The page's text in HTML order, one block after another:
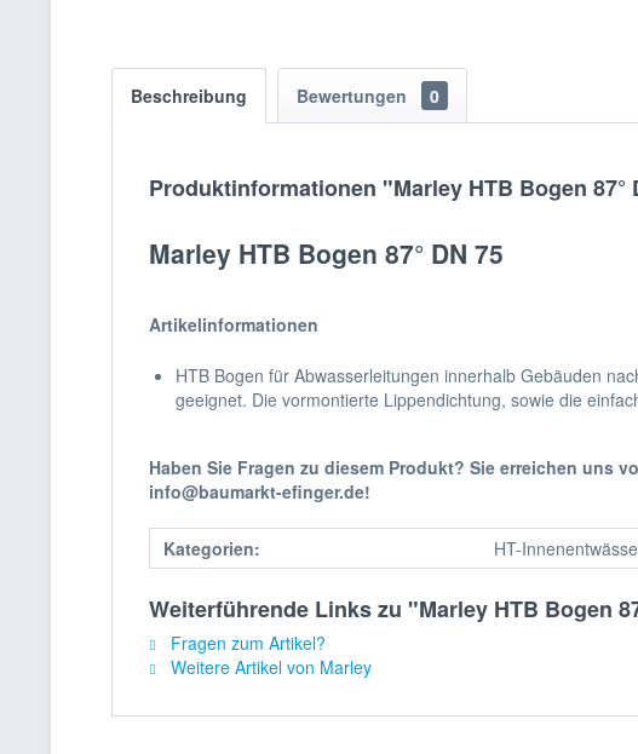
Beschreibung Bewertungen 0
Produktinformationen "Marley HTB Bogen 87°
Marley HTB Bogen 87° DN 75
Artikelinformationen
HTB Bogen für Abwasserleitungen innerhalb Gebäuden
geeignet. Die vormontierte Lippendichtung, sowie die
Haben Sie Fragen zu diesem Produkt? Sie erreichen uns
info@baumarkt-efinger.de!
Kategorien: HT-
Weiterführende Links zu "Marley HTB Bogen
Fragen zum Artikel?
Weitere Artikel von Marley